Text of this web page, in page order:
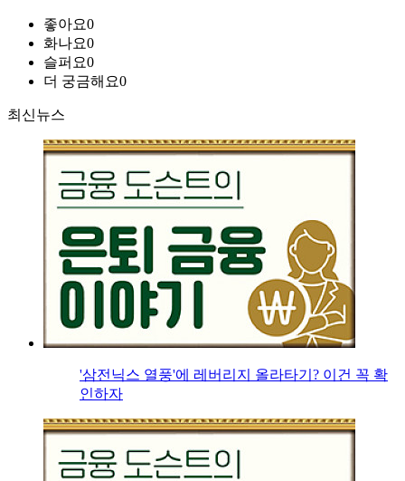
좋아요0
화나요0
슬퍼요0
더 궁금해요0
최신뉴스
'삼전닉스 열풍'에 레버리지 올라타기? 이건 꼭 확
인하자